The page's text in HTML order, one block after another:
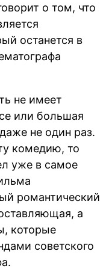
о том, что
останется в
не имеет
или большая
не один раз.
комедию, то
уже в самое
романтический
а
которые
советского